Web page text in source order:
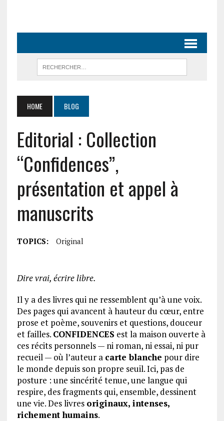
HOME BLOG
Editorial : Collection
“Confidences”,
présentation et appel à
manuscrits
TOPICS: Original
Dire vrai, écrire libre.
Il y a des livres qui ne ressemblent qu’à une voix.
Des pages qui avancent à hauteur du cœur, entre
prose et poème, souvenirs et questions, douceur
et failles. CONFIDENCES est la maison ouverte à
ces récits personnels — ni roman, ni essai, ni pur
recueil — où l’auteur a carte blanche pour dire
le monde depuis son propre seuil. Ici, pas de
posture : une sincérité tenue, une langue qui
respire, des fragments qui, ensemble, dessinent
une vie. Des livres originaux, intenses,
richement humains.